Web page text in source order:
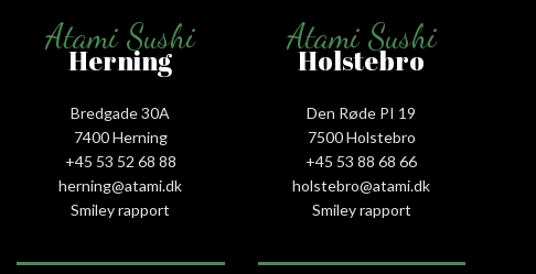
Atami Sushi
Herning
Bredgade 30A
7400 Herning
+45 53 52 68 88
herning@atami.dk
Smiley rapport
Atami Sushi
Holstebro
Den Røde PI 19
7500 Holstebro
+45 53 88 68 66
holstebro@atami.dk
Smiley rapport